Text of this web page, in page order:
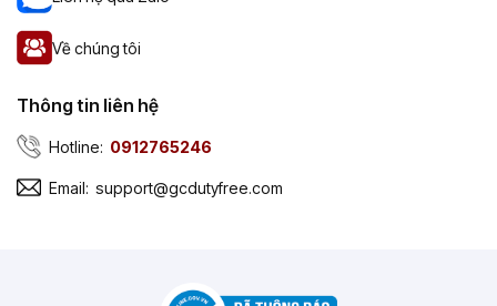
Về chúng tôi
Thông tin liên hệ
Hotline: 0912765246
Email: support@gcdutyfree.com